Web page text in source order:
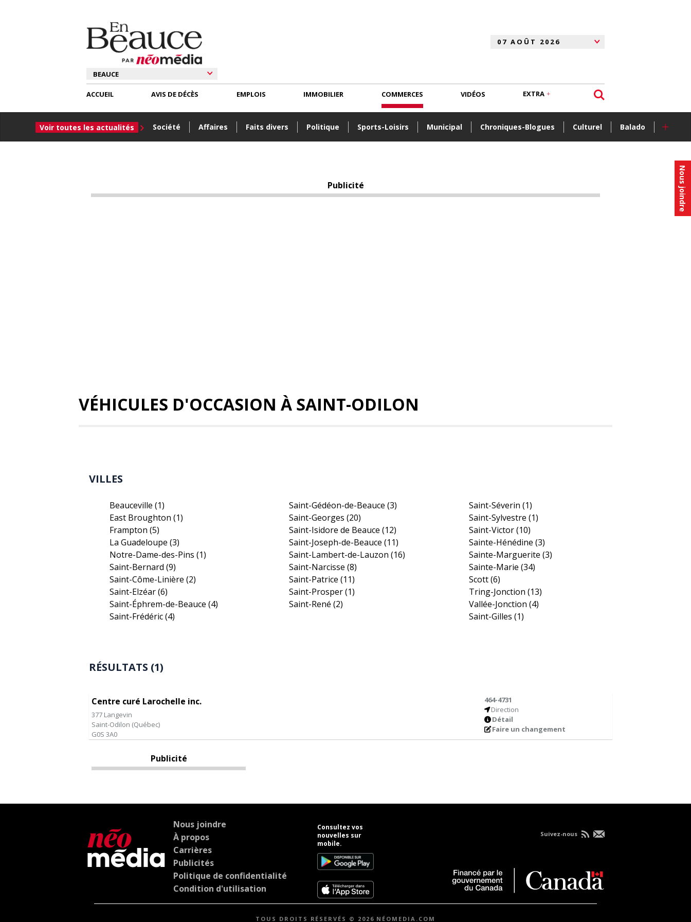
Nous joindre
ACCUEIL
Voir toutes les actualités Société Affaires Faits divers Politique Sports-Loisirs Municipal Chroniques-Blogues Culturel Balado +
AVIS DE DÉCÈS EMPLOIS IMMOBILIER COMMERCES VIDÉOS EXTRA
Publicité
VÉHICULES D'OCCASION À SAINT-ODILON
VILLES
Beauceville (1)
East Broughton (1)
Frampton (5)
La Guadeloupe (3)
Notre-Dame-des-Pins (1)
Saint-Bernard (9)
Saint-Côme-Linière (2)
Saint-Elzéar(6)
Saint-Éphrem-de-Beauce (4)
Saint-Frédéric(4)
Saint-Gédéon-de-Beauce(3)
Saint-Georges(20)
Saint-Isidore de Beauce(12)
Saint-Joseph-de-Beauce(11)
Saint-Lambert-de-Lauzon(16)
Saint-Narcisse(8)
Saint-Patrice(11)
Saint-Prosper(1)
Saint-René(2)
Saint-Séverin (1)
Saint-Sylvestre (1)
Saint-Victor(10)
Sainte-Hénédine (3)
Sainte-Marguerite (3)
Sainte-Marie (34)
Scott(6)
Tring-Jonction (13)
Vallée-Jonction (4)
Saint-Gilles (1)
RÉSULTATS (1)
Centre curé Larochelle inc.
377 Langevin
Saint-Odilon (Québec)
G0S 3A0
464-4731
Direction
Détail
Faire un changement
Publicité
Nous joindre
À propos
Carrières
Publicités
Politique de confidentialité
Condition d'utilisation
Consultez vos
nouvelles sur
mobile.
Suivez-nous
TOUS DROITS RÉSERVÉS © 2026 NÉOMEDIA.COM